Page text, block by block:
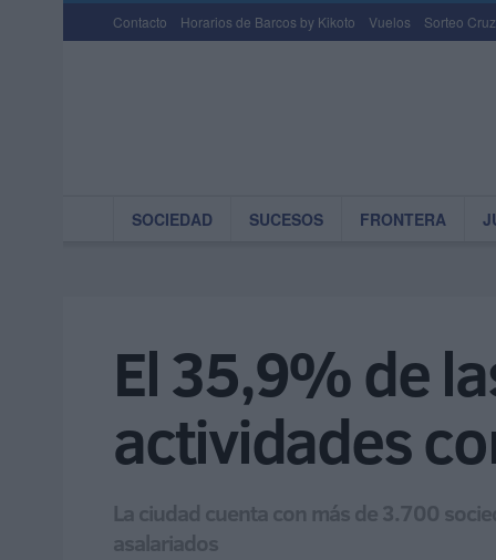
Contacto Horarios de Barcos by Kikoto Vuelos Sorteo
SOCIEDAD SUCESOS FRONTERA
El 35,9% de
actividades
La ciudad cuenta con más de 3.700
asalariados